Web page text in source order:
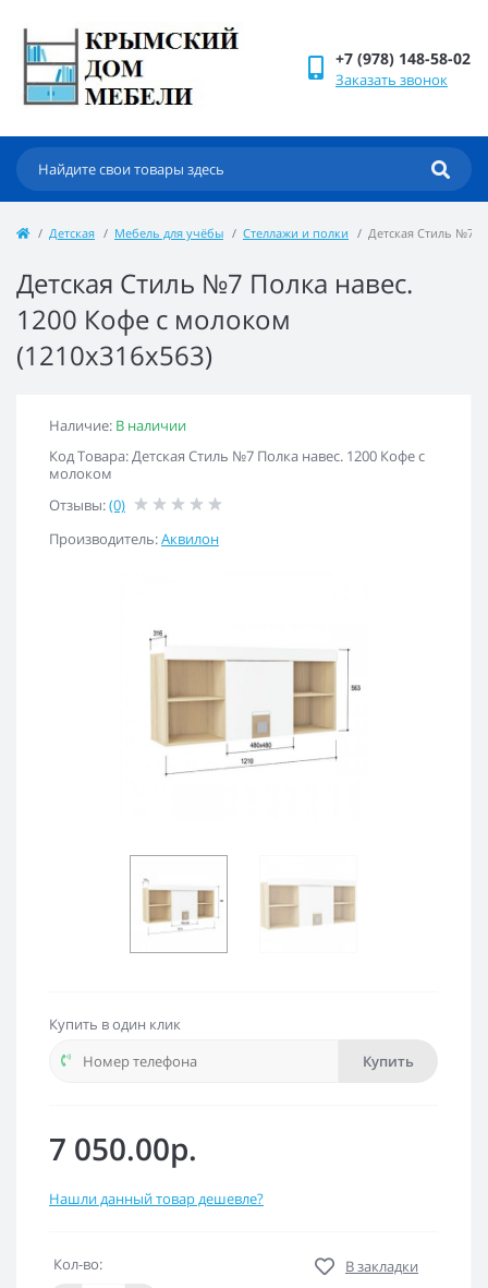
+7 (978) 148-58-02
Заказать звонок
Детская Мебель для учёбы Стеллажи и полки Детская Стиль №7
Детская Стиль №7 Полка навес.
1200 Кофе с молоком
(1210x316x563)
Наличие: В наличии
Код Товара: Детская Стиль №7 Полка навес. 1200 Кофе с
молоком
Отзывы:(0)
Производитель:Аквилон
Купить в один клик
Купить
7 050.00р.
Нашли данный товар дешевле?
Кол-во:
В закладки